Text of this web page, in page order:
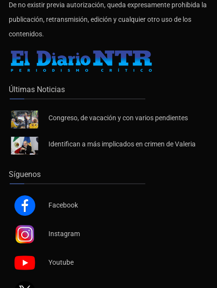
De no existir previa autorización, queda expresamente prohibida la
publicación, retransmisión, edición y cualquier otro uso de los
contenidos.
Últimas Noticias
Congreso, de vacación y con varios pendientes
Identifican a más implicados en crimen de Valeria
Síguenos
Facebook
Instagram
Youtube